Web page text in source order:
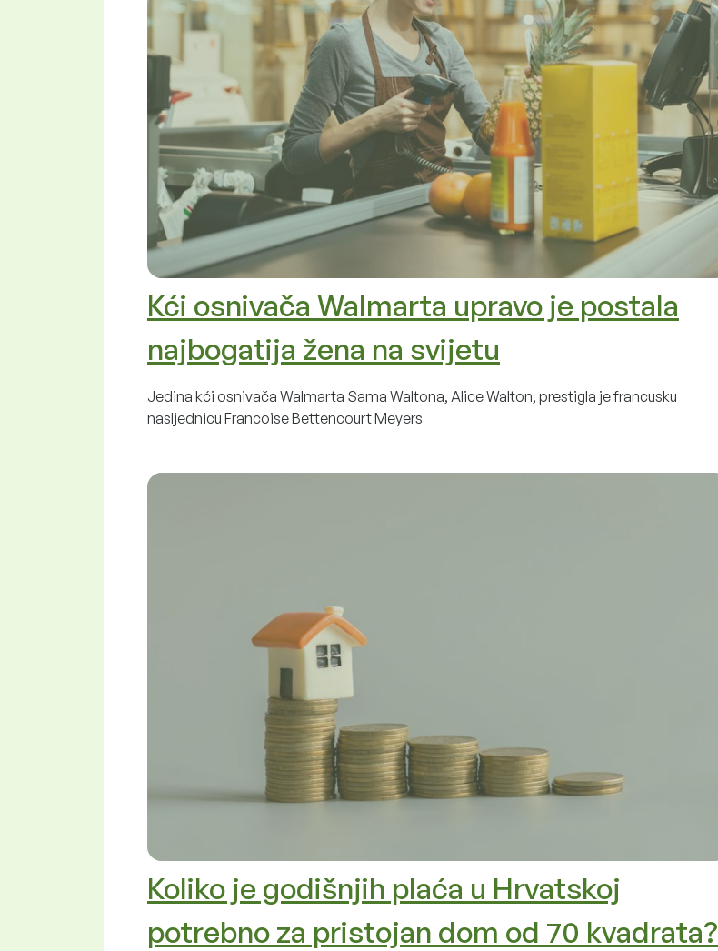
Kći osnivača Walmarta upravo je postala
najbogatija žena na svijetu
Jedina kći osnivača Walmarta Sama Waltona, Alice Walton, prestigla je francusku
nasljednicu Francoise Bettencourt Meyers
Koliko je godišnjih plaća u Hrvatskoj
potrebno za pristojan dom od 70 kvadrata?